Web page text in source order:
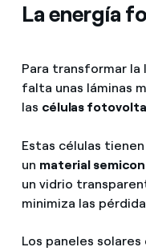
La energía
Para transformar la
falta unas láminas
las células
Estas células
un material
un vidrio
minimiza las
Los paneles